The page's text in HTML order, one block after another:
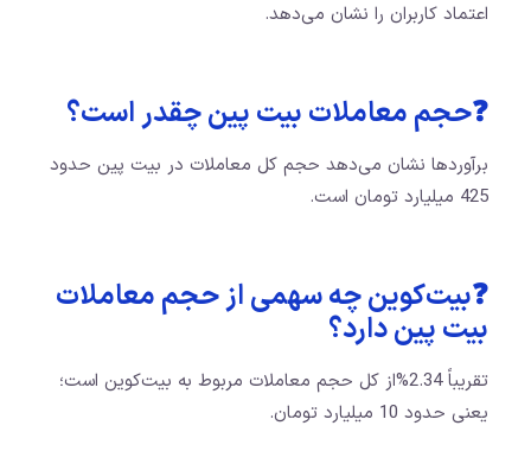
اعتماد کاربران را نشان می‌دهد.
❓حجم معاملات بیت پین چقدر است؟
برآوردها نشان می‌دهد حجم کل معاملات در بیت پین حدود
425 میلیارد تومان است.
❓بیت‌کوین چه سهمی از حجم معاملات
بیت پین دارد؟
تقریباً 2.34%از کل حجم معاملات مربوط به بیت‌کوین است؛
یعنی حدود 10 میلیارد تومان.